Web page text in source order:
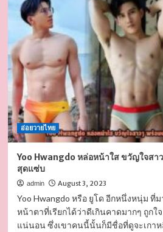
ภัทร
นาย
แบบ
แซ่บ
กล้าม
สวย
ดีกรี
ความ
ฮอต
ไม่
ธรรมดา
อ่อยวายไทย
Yoo Hwangdo หล่อหน้าใส ขวัญใจสา
สุดแซ่บ
admin August 3, 2023
Yoo Hwangdo หรือ ยูโด อีกหนึ่งหนุ่ม ที่
หน้าตาที่เรียกได้ว่าดีเกินคาดมากๆ ถูกใ
แน่นอน ซึ่งเขาคนนี้นั้นก็มีชื่อที่ดูจะเกาห